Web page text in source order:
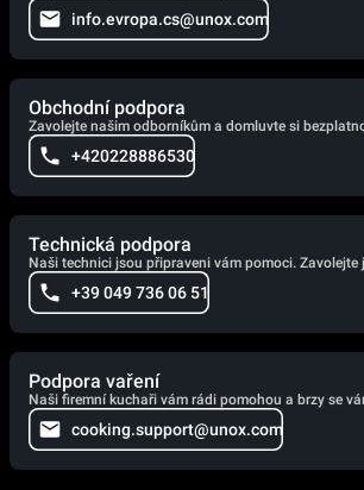
info.evropa.cs@unox.com
Obchodní podpora
Zavolejte našim odborníkům a domluvte si
+420228886530
Technická podpora
Naši technici jsou připraveni vám pomoci. Zavolejte
+39 049 736 06 51
Podpora vaření
Naši firemní kuchaři vám rádi pomohou a brzy se
cooking.support@unox.com